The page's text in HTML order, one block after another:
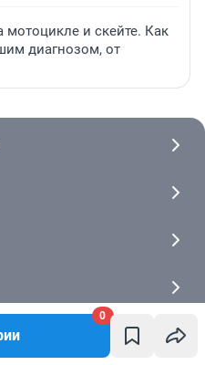
0
мотоцикле и скейте. Как
диагнозом, от